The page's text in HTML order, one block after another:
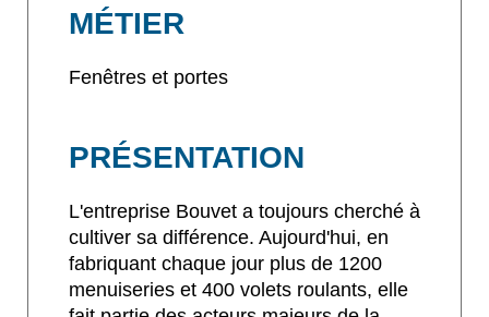
MÉTIER
Fenêtres et portes
PRÉSENTATION
L'entreprise Bouvet a toujours cherché à
cultiver sa différence. Aujourd'hui, en
fabriquant chaque jour plus de 1200
menuiseries et 400 volets roulants, elle